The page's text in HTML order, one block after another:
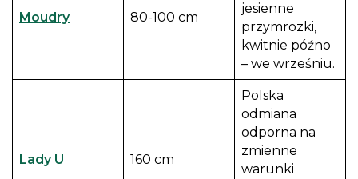
Moudry 80-100 cm
jesienne
przymrozki,
kwitnie późno
– we wrześniu.
Lady U 160 cm
Polska
odmiana
odporna na
zmienne
warunki